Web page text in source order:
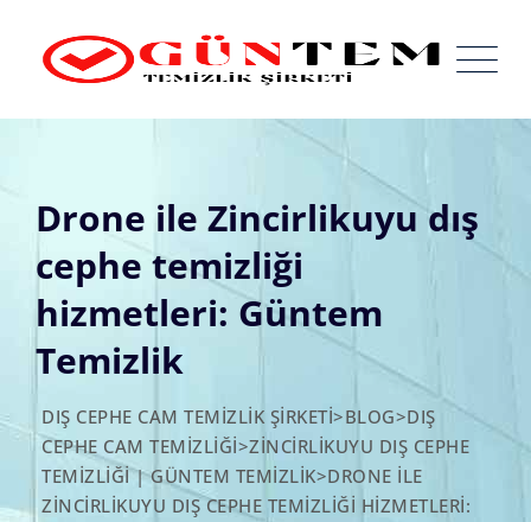
content
Drone ile Zincirlikuyu dış
cephe temizliği
hizmetleri: Güntem
Temizlik
DIŞ CEPHE CAM TEMIZLIK ŞIRKETI>BLOG>DIŞ
CEPHE CAM TEMIZLIĞI>ZINCIRLIKUYU DIŞ CEPHE
TEMIZLIĞI | GÜNTEM TEMIZLIK>DRONE ILE
ZINCIRLIKUYU DIŞ CEPHE TEMIZLIĞI HIZMETLERI: